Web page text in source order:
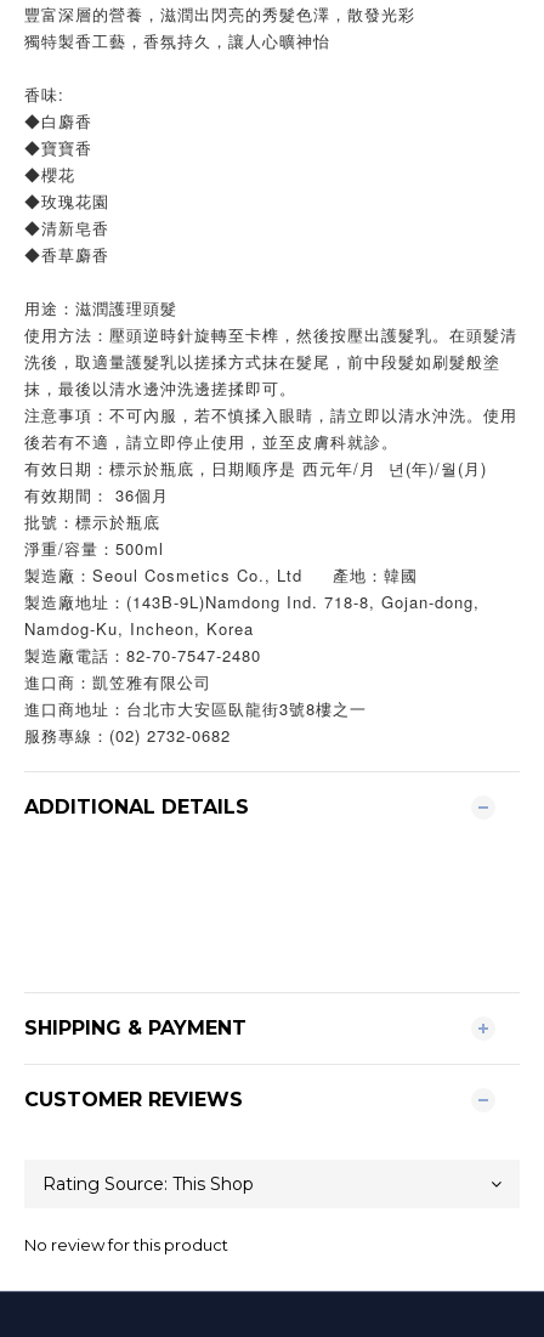
豐富深層的營養，滋潤出閃亮的秀髮色澤，散發光彩
獨特製香工藝，香氛持久，讓人心曠神怡
香味:
◆白麝香
◆寶寶香
◆櫻花
◆玫瑰花園
◆清新皂香
◆香草麝香
用途：滋潤護理頭髮
使用方法：壓頭逆時針旋轉至卡榫，然後按壓出護髮乳。在頭髮清
洗後，取適量護髮乳以搓揉方式抹在髮尾，前中段髮如刷髮般塗
抹，最後以清水邊沖洗邊搓揉即可。
注意事項：不可內服，若不慎揉入眼睛，請立即以清水沖洗。使用
後若有不適，請立即停止使用，並至皮膚科就診。
有效日期：標示於瓶底，日期顺序是 西元年/月 년(年)/월(月)
有效期間： 36個月
批號：標示於瓶底
淨重/容量：500ml
製造廠：Seoul Cosmetics Co., Ltd 產地：韓國
製造廠地址：(143B-9L)Namdong Ind. 718-8, Gojan-dong,
Namdog-Ku, Incheon, Korea
製造廠電話：82-70-7547-2480
進口商：凱笠雅有限公司
進口商地址：台北市大安區臥龍街3號8樓之一
服務專線：(02) 2732-0682
ADDITIONAL DETAILS
SHIPPING & PAYMENT
CUSTOMER REVIEWS
No review for this product